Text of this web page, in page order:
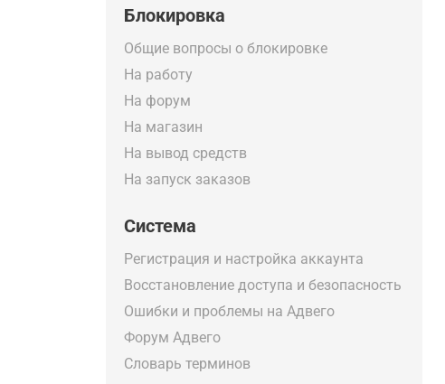
Блокировка
Общие вопросы о блокировке
На работу
На форум
На магазин
На вывод средств
На запуск заказов
Система
Регистрация и настройка аккаунта
Восстановление доступа и безопасность
Ошибки и проблемы на Адвего
Форум Адвего
Словарь терминов